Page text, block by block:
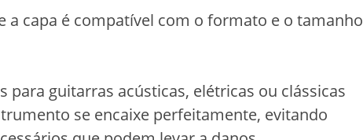
a capa é compatível com o formato e o tamanho
para guitarras acústicas, elétricas ou clássicas
se encaixe perfeitamente, evitando